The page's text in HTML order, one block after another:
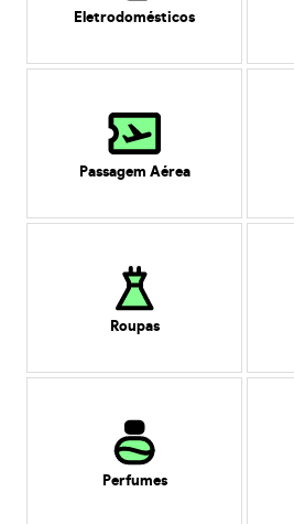
Eletrodomésticos
Passagem Aérea
Roupas
Perfumes